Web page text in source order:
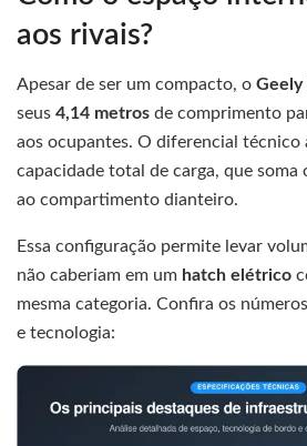
aos rivais?
Apesar de ser um compacto, o Geely
seus 4,14 metros de comprimento
aos ocupantes. O diferencial técnico
capacidade total de carga, que
ao compartimento dianteiro.
Essa configuração permite levar
não caberiam em um hatch elétrico
mesma categoria. Confira os
e tecnologia: